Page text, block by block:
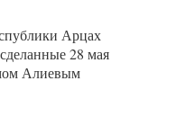
Арцах
28 мая
Алиевым